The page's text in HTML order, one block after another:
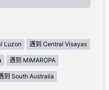
Luzon 遇到 Central Visayas
遇到 MIMAROPA
到 South Australia